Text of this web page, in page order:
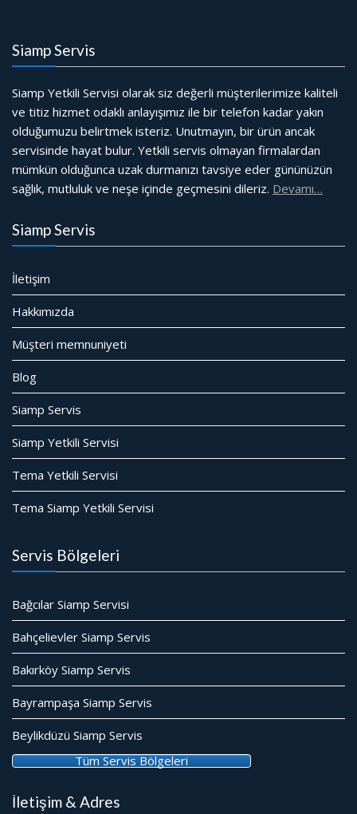
Siamp Servis
Siamp Yetkili Servisi olarak siz değerli müşterilerimize kaliteli
ve titiz hizmet odaklı anlayışımız ile bir telefon kadar yakın
olduğumuzu belirtmek isteriz. Unutmayın, bir ürün ancak
servisinde hayat bulur. Yetkili servis olmayan firmalardan
mümkün olduğunca uzak durmanızı tavsiye eder gününüzün
sağlık, mutluluk ve neşe içinde geçmesini dileriz. Devamı…
Siamp Servis
İletişim
Hakkımızda
Müşteri memnuniyeti
Blog
Siamp Servis
Siamp Yetkili Servisi
Tema Yetkili Servisi
Tema Siamp Yetkili Servisi
Servis Bölgeleri
Bağcılar Siamp Servisi
Bahçelievler Siamp Servis
Bakırköy Siamp Servis
Bayrampaşa Siamp Servis
Beylikdüzü Siamp Servis
Tüm Servis Bölgeleri
İletişim & Adres